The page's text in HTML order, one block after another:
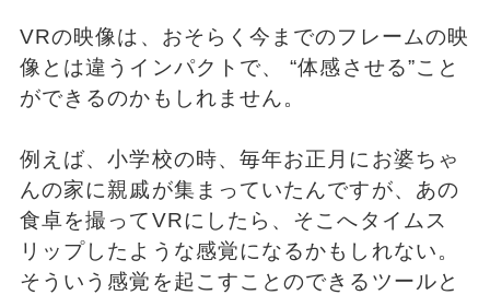
VRの映像は、おそらく今までのフレームの映
像とは違うインパクトで、 “体感させる”こと
ができるのかもしれません。
例えば、小学校の時、毎年お正月にお婆ちゃ
んの家に親戚が集まっていたんですが、あの
食卓を撮ってVRにしたら、そこへタイムス
リップしたような感覚になるかもしれない。
そういう感覚を起こすことのできるツールと